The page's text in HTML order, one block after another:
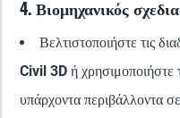
4. Βιομηχανικός
Βελτιστοποιήστε τις
Civil 3D ή χρησιμοποιήστε
υπάρχοντα περιβάλλοντα